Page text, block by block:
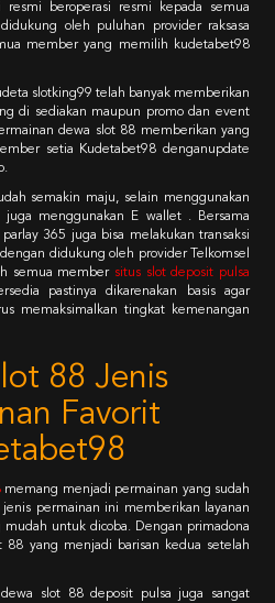
beroperasi resmi kepada semua
oleh puluhan provider raksasa
member yang memilih kudetabet98
slotking99 telah banyak memberikan
di sediakan maupun promo dan event
dewa slot 88 memberikan yang
setia Kudetabet98 denganupdate
semakin maju, selain menggunakan
menggunakan E wallet . Bersama
365 juga bisa melakukan transaksi
didukung oleh provider Telkomsel
semua member situs slot deposit pulsa
pastinya dikarenakan basis agar
memaksimalkan tingkat kemenangan
88 Jenis
Favorit
memang menjadi permainan yang sudah
permainan ini memberikan layanan
untuk dicoba. Dengan primadona
88 yang menjadi barisan kedua setelah
slot 88 deposit pulsa juga sangat